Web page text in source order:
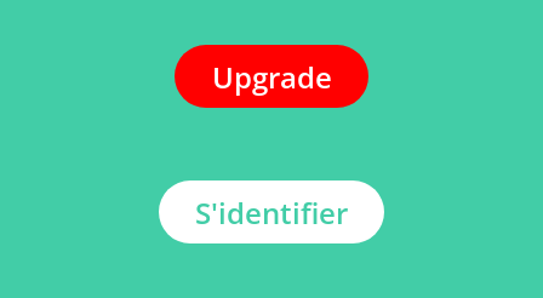
Upgrade
S'identifier